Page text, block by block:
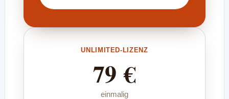
UNLIMITED-LIZENZ
79 €
einmalig